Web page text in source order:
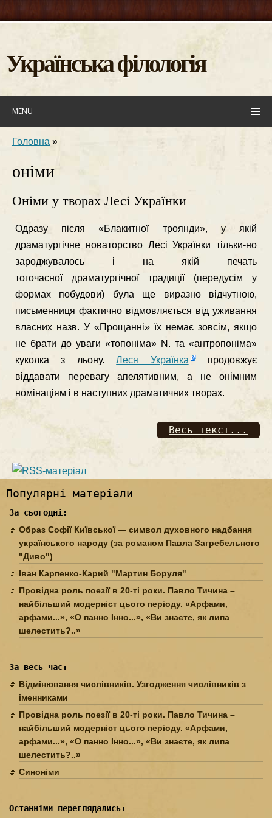
Українська філологія
MENU
Головна »
оніми
Оніми у творах Лесі Українки
Одразу пiсля «Блакитної троянди», у якiй
драматургiчне новаторство Лесi Українки тiльки-но
зароджувалось i на якiй печать
тогочасної драматургiчної традицiї (передусiм у
формах побудови) була ще виразно вiдчутною,
письменниця фактично вiдмовляється вiд уживання
власних назв. У «Прощаннi» їх немає зовсiм, якщо
не брати до уваги «топонiма» N. та «антропонiма»
куколка з льону.Леся Українка
продовжує
вiддавати перевагу апелятивним, а не онiмним
номiнацiям i в наступних драматичних творах.
Весь текст...
Популярні матеріали
За сьогодні:
Образ Софії Київської — символ духовного надбання
українського народу (за романом Павла Загребельного
"Диво")
Іван Карпенко-Карий "Мартин Боруля"
Провідна роль поезії в 20-ті роки. Павло Тичина –
найбільший модерніст цього періоду. «Арфами,
арфами...», «О панно Інно...», «Ви знаєте, як липа
шелестить?..»
За весь час:
Відмінювання числівників. Узгодження числівників з
іменниками
Провідна роль поезії в 20-ті роки. Павло Тичина –
найбільший модерніст цього періоду. «Арфами,
арфами...», «О панно Інно...», «Ви знаєте, як липа
шелестить?..»
Синоніми
Останніми переглядались: